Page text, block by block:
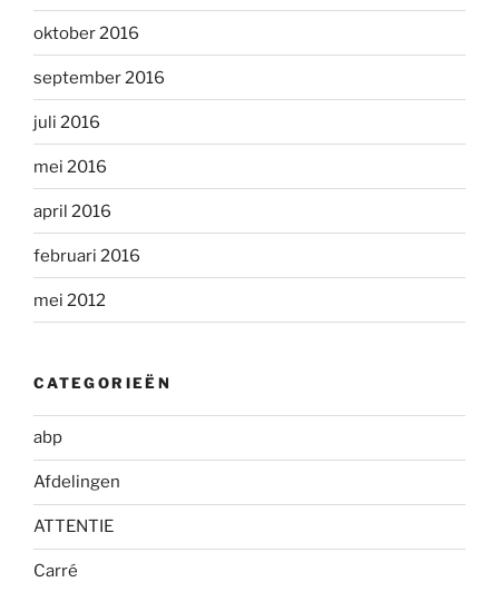
oktober 2016
september 2016
juli 2016
mei 2016
april 2016
februari 2016
mei 2012
CATEGORIEËN
abp
Afdelingen
ATTENTIE
Carré